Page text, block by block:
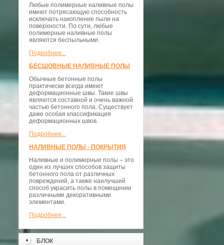
Любые полимерные наливные полы
имеют потрясающую способность
исключать накопление пыли на
поверхности. По сути, любые
полимерные наливные полы
являются беспыльными.
Подробнее...
БЕСШОВНЫЕ НАЛИВНЫЕ ПОЛЫ
Обычные бетонные полы
практически всегда имеют
деформационные швы. Такие швы
являются составной и очень важной
частью бетонного пола. Существует
даже особая классификация
деформационных швов.
Подробнее...
НАЛИВНЫЕ ПОЛЫ - ПОКРЫТИЯ
Наливные и полимерные полы – это
один из лучших способов защиты
бетонного пола от различных
повреждений, а также наилучший
способ украсить полы в помещении
различными декоративными
элементами.
Подробнее...
БЛОК